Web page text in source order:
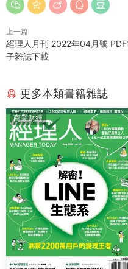
上一篇
經理人月刊 2022年04月號
子雜誌下載
更多本類書籍雜誌
商業财經